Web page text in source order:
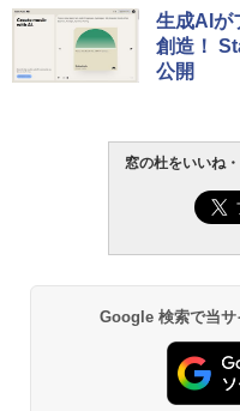
生成
￥
AIイ
出す
ズ (
方 マ
にも
めの
ンチ
週間
ない
続バ
￥
ショ
生成AIが
創造！
公開
窓の杜をいいね
Google 検索で当サ